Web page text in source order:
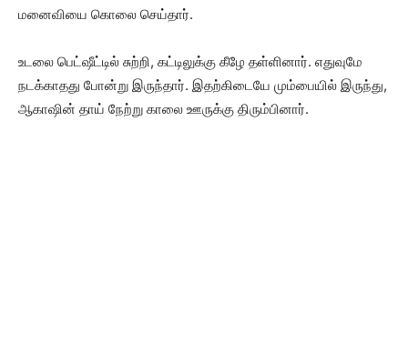
மனைவியை கொலை செய்தார்.
உடலை பெட்ஷீட்டில் சுற்றி, கட்டிலுக்கு கீழே தள்ளினார். எதுவுமே
நடக்காதது போன்று இருந்தார். இதற்கிடையே மும்பையில் இருந்து,
ஆகாஷின் தாய் நேற்று காலை ஊருக்கு திரும்பினார்.